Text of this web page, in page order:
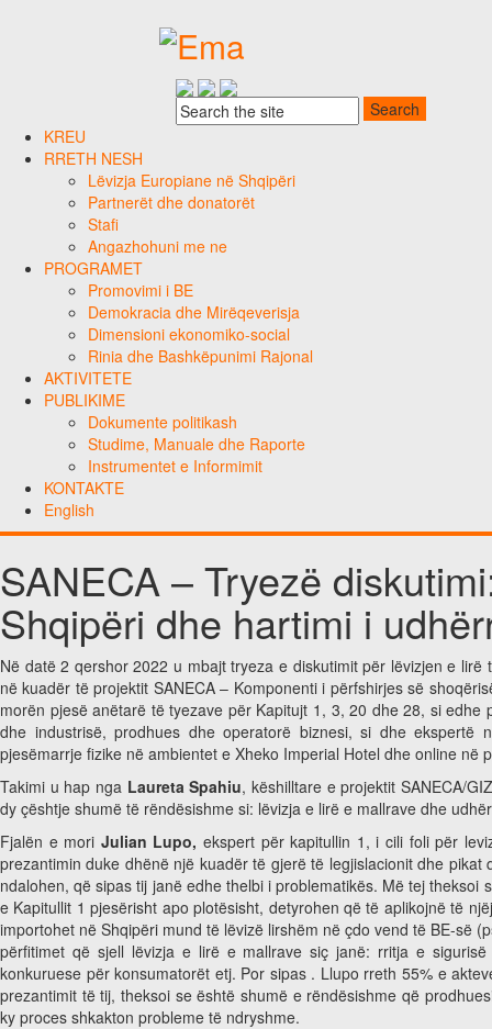
KREU
RRETH NESH
Lëvizja Europiane në Shqipëri
Partnerët dhe donatorët
Stafi
Angazhohuni me ne
PROGRAMET
Promovimi i BE
Demokracia dhe Mirëqeverisja
Dimensioni ekonomiko-social
Rinia dhe Bashkëpunimi Rajonal
AKTIVITETE
PUBLIKIME
Dokumente politikash
Studime, Manuale dhe Raporte
Instrumentet e Informimit
KONTAKTE
English
SANECA – Tryezë
Shqipëri dhe hartimi i
Në datë 2 qershor 2022 u mbajt tryeza e diskutimit për lëvizjen e
në kuadër të projektit SANECA – Komponenti i përfshirjes së
morën pjesë anëtarë të tyezave për Kapitujt 1, 3, 20 dhe 28, si
dhe industrisë, prodhues dhe operatorë biznesi, si dhe
pjesëmarrje fizike në ambientet e Xheko Imperial Hotel dhe online në
Takimi u hap nga Laureta Spahiu, këshilltare e projektit SANECA/
dy çështje shumë të rëndësishme si: lëvizja e lirë e mallrave dhe
Fjalën e mori Julian Lupo,ekspert për kapitullin 1, i cili foli për
prezantimin duke dhënë një kuadër të gjerë të legjislacionit dhe
ndalohen, që sipas tij janë edhe thelbi i problematikës. Më tej
e Kapitullit 1 pjesërisht apo plotësisht, detyrohen që të aplikojnë të
importohet në Shqipëri mund të lëvizë lirshëm në çdo vend të BE-së
përfitimet që sjell lëvizja e lirë e mallrave siç janë: rritja e
konkuruese për konsumatorët etj. Por sipas . Llupo rreth 55% e
prezantimit të tij, theksoi se është shumë e rëndësishme që
ky proces shkakton probleme të ndryshme.